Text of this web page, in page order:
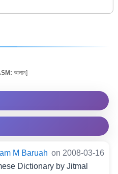
আলাম]
M Baruah on 2008-03-16
Dictionary by Jitmal